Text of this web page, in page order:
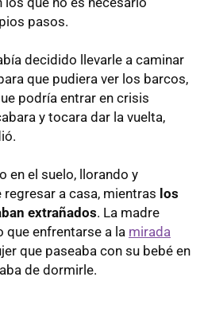
pasos.
decidido llevarle a caminar
que pudiera ver los barcos,
podría entrar en crisis
y tocara dar la vuelta,
en el suelo, llorando y
a casa, mientras los
extrañados. La madre
que enfrentarse a la mirada
que paseaba con su bebé en
de dormirle.